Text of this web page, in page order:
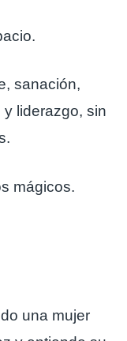
sanación,
liderazgo, sin
mágicos.
una mujer